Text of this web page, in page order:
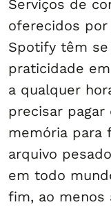
Serviços de
oferecidos por
Spotify têm
praticidade
a qualquer
precisar
memória para
arquivo
em todo
fim, ao menos